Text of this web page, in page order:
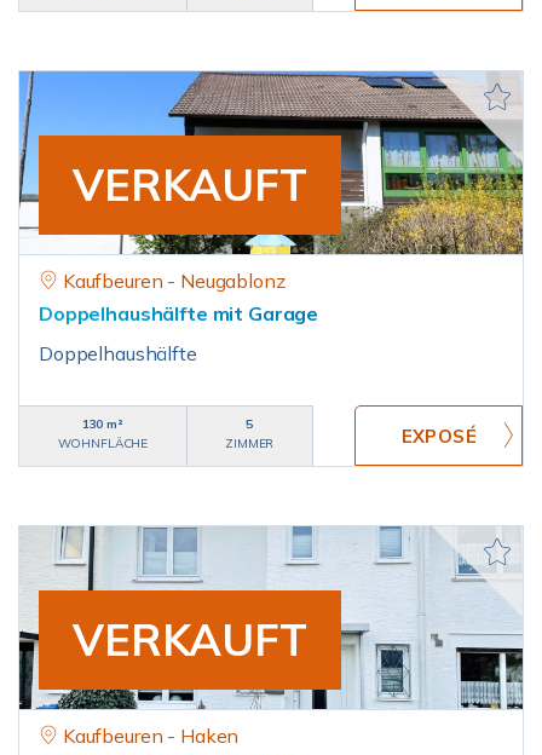
VERKAUFT
Kaufbeuren - Neugablonz
Doppelhaushälfte mit Garage
Doppelhaushälfte
130 m²
WOHNFLÄCHE
5
ZIMMER
VERKAUFT
Kaufbeuren - Haken